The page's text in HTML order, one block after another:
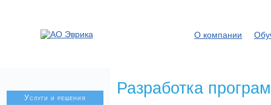
О компании
Услуги и решения
Разработка